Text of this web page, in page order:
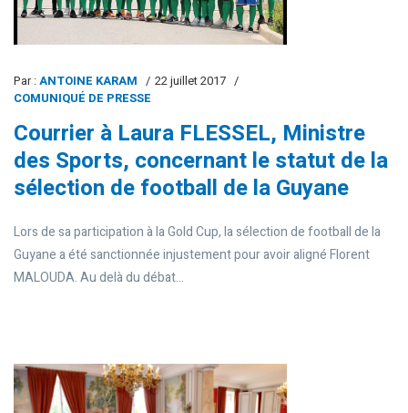
Par :ANTOINE KARAM
22 juillet 2017
COMUNIQUÉ DE PRESSE
Courrier à Laura FLESSEL, Ministre
des Sports, concernant le statut de la
sélection de football de la Guyane
Lors de sa participation à la Gold Cup, la sélection de football de la
Guyane a été sanctionnée injustement pour avoir aligné Florent
MALOUDA. Au delà du débat...